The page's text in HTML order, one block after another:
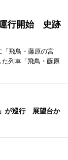
運行開始 史跡
「飛鳥・藤原の宮
列車「飛鳥・藤原
が巡行 展望台か